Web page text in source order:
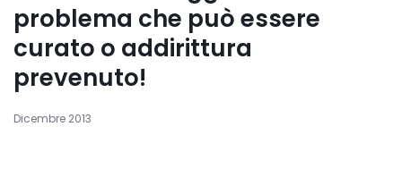
problema che può essere
curato o addirittura
prevenuto!
Dicembre 2013